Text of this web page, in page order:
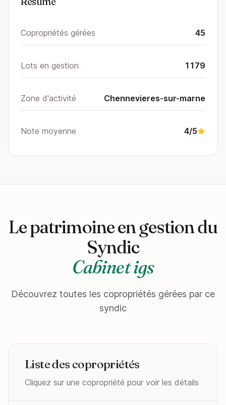
Copropriétés gérées 45
Lots en gestion 1179
Zone d'activité Chennevieres-sur-marne
Note moyenne 4/5
Le patrimoine en gestion du
Syndic
Cabinet igs
Découvrez toutes les copropriétés gérées par ce
syndic
Liste des copropriétés
Cliquez sur une copropriété pour voir les détails